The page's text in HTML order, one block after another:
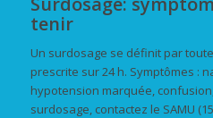
tenir
Un surdosage se définit par
prescrite sur 24 h. Symptômes :
hypotension marquée,
surdosage, contactez le SAMU